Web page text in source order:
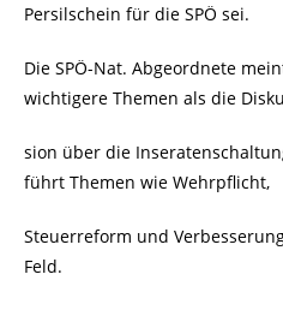
Persilschein für die SPÖ sei.
Die SPÖ-Nat. Abgeordnete
wichtigere Themen als die
sion über die
führt Themen wie Wehrpflicht,
Steuerreform und
Feld.